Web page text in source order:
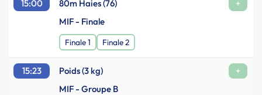
15:00 80m Haies (76)
+
MIF - Finale
Finale 1 Finale 2
15:23 Poids (3 kg)
+
MIF - Groupe B